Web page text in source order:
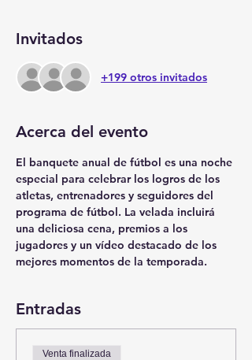
Invitados
+199 otros invitados
Acerca del evento
El banquete anual de fútbol es una noche
especial para celebrar los logros de los
atletas, entrenadores y seguidores del
programa de fútbol. La velada incluirá
una deliciosa cena, premios a los
jugadores y un vídeo destacado de los
mejores momentos de la temporada.
Entradas
Venta finalizada